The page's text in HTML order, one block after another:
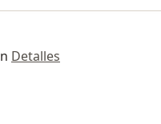
Detalles